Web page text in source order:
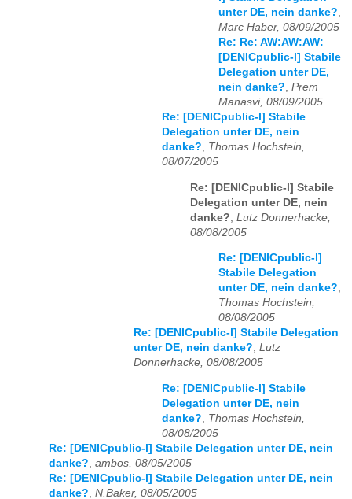
unter DE, nein danke?,
Marc Haber, 08/09/2005
Re: Re: AW:AW:AW:
[DENICpublic-l] Stabile
Delegation unter DE,
nein danke?, Prem
Manasvi, 08/09/2005
Re: [DENICpublic-l] Stabile
Delegation unter DE, nein
danke?, Thomas Hochstein,
08/07/2005
Re: [DENICpublic-l] Stabile
Delegation unter DE, nein
danke? Lutz Donnerhacke,
08/08/2005
Re: [DENICpublic-l]
Stabile Delegation
unter DE, nein danke?,
Thomas Hochstein,
08/08/2005
Re: [DENICpublic-l] Stabile Delegation
unter DE, nein danke?, Lutz
Donnerhacke, 08/08/2005
Re: [DENICpublic-l] Stabile
Delegation unter DE, nein
danke?
Thomas Hochstein,
08/08/2005
Re: [DENICpublic-l] Stabile Delegation unter DE, nein
danke? ambos, 08/05/2005
Re: [DENICpublic-l] Stabile Delegation unter DE, nein
danke? N.Baker, 08/05/2005